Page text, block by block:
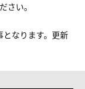
さい。
なります。更新